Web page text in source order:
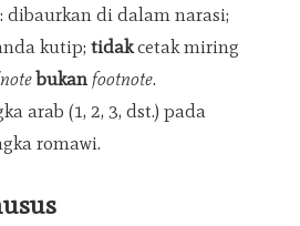
dibaurkan di dalam narasi;
kutip; tidakcetak miring
bukan footnote.
arab (1, 2, 3, dst.) pada
romawi.